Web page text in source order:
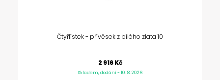
Čtyřlístek - přívěsek z bílého zlata 10
2 916 Kč
Skladem, dodání - 10. 8. 2026